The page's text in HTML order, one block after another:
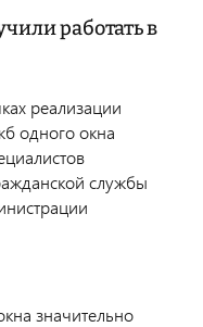
работать в
реализации
одного окна
службы
значительно